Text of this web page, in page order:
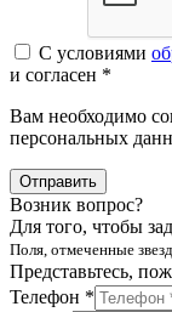
С условиями
и согласен *
Вам необходимо
персональных
Отправить
Возник вопрос?
Для того, чтобы
Поля, отмеченные
Представьтесь,
Телефон *